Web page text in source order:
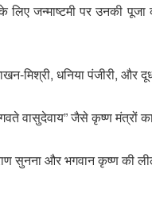
लिए जन्माष्टमी पर उनकी
मिश्री, धनिया पंजीरी, और
वासुदेवाय” जैसे कृष्ण
सुनना और भगवान कृष्ण की